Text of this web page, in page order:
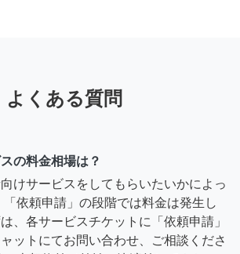
よくある質問
の料金相場は？
けサービスをしてもらいたいかによっ
依頼申請」の段階では料金は発生し
、各サービスチケットに「依頼申請」
ットにてお問い合わせ、ご相談くださ